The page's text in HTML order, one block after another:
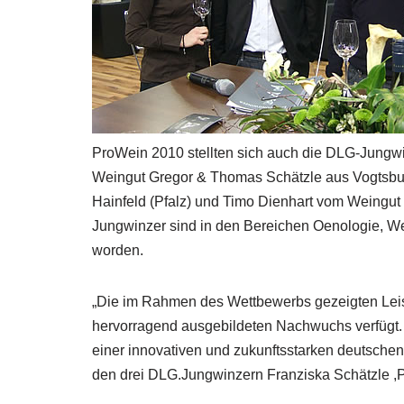
ProWein 2010 stellten sich auch die DLG-
Weingut Gregor & Thomas Schätzle aus
Hainfeld (Pfalz) und Timo Dienhart vom
Jungwinzer sind in den Bereichen Oenologie,
worden.
„Die im Rahmen des Wettbewerbs gezeigten
hervorragend ausgebildeten Nachwuchs
einer innovativen und zukunftsstarken
den drei DLG.Jungwinzern Franziska Schätzle